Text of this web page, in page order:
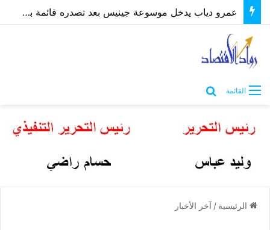
عمرو دياب يدخل موسوعة جينيس بعد تصدره قائمة بيلبورد عربية لـ68 أسبوعًا
القائمة
الرئيسية / آخر الأخبار